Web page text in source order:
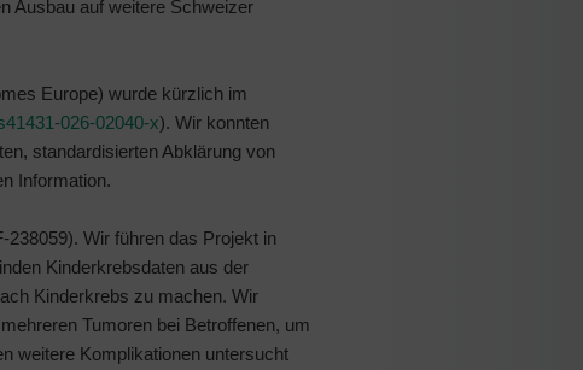
Ausbau auf weitere Schweizer
Europe) wurde kürzlich im
026-02040-x). Wir konnten
standardisierten Abklärung von
Information.
Wir führen das Projekt in
Kinderkrebsdaten aus der
Kinderkrebs zu machen. Wir
Tumoren bei Betroffenen, um
weitere Komplikationen untersucht